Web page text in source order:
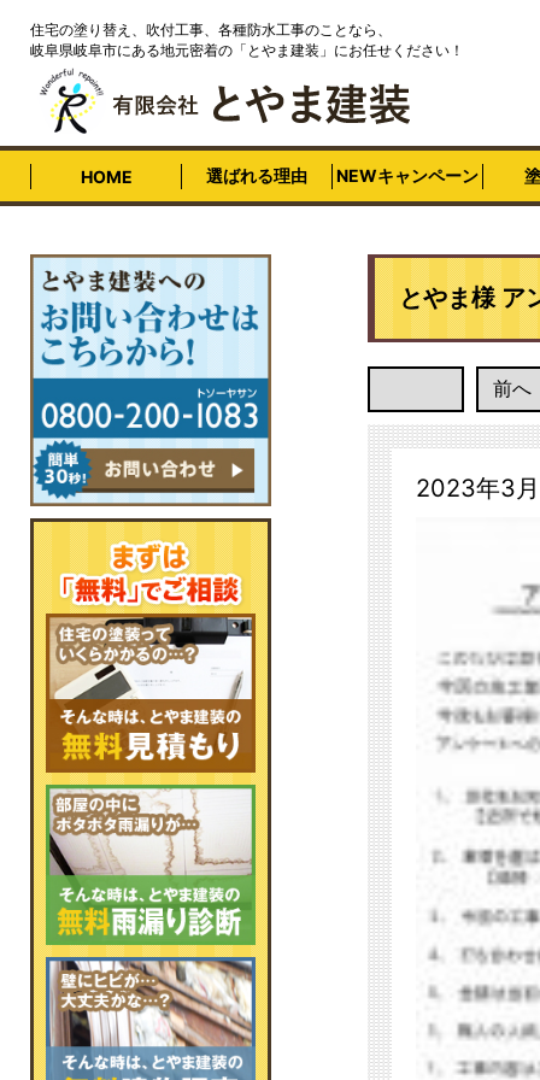
住宅の塗り替え、吹付工事、各種防水工事のことなら、
岐阜県岐阜市にある地元密着の「とやま建装」にお任せください！
HOME 選ばれる理由 NEWキャンペーン
とやま様 ア
前へ
2023年3